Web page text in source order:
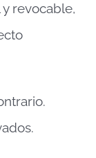
revocable,